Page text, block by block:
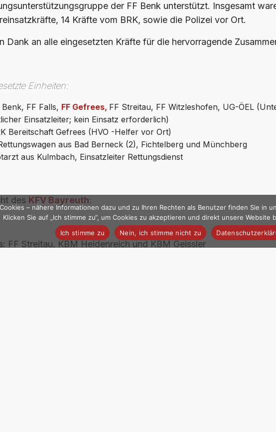
der FF Benk unterstützt. Insgesamt
14 Kräfte vom BRK, sowie die Polizei vor Ort.
Dank an alle eingesetzten Kräfte für die hervorragende
Einheiten:
Benk, FF Falls, FF Gefrees, FF Streitau, FF Witzleshofen, UG-ÖEL
Einsatzleiter; kein Einsatz erforderlich)
Bereitschaft Gefrees (HVO -Helfer vor Ort)
aus Bad Berneck (2), Fichtelberg und Münchberg
aus Kulmbach, Einsatzleiter Rettungsdienst
des KFV Bayreuth:
FF Streitau, KBM Heidenreich und KBM Geissler
– nähere Informationen dazu und zu Ihren Rechten als Benutzer finden Sie in
Klicken Sie auf „Ich stimme zu“, um Cookies zu akzeptieren und direkt unsere Website
Ich stimme zu
Nein, ich stimme nicht zu